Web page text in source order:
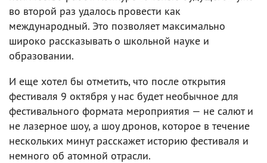
во второй раз удалось провести как
международный. Это позволяет максимально
широко рассказывать о школьной науке и
образовании.
И еще хотел бы отметить, что после открытия
фестиваля 9 октября у нас будет необычное для
фестивального формата мероприятия — не салют и
не лазерное шоу, а шоу дронов, которое в течение
нескольких минут расскажет историю фестиваля и
немного об атомной отрасли.